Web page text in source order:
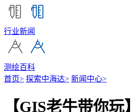
行业新闻
测绘百科
首页> 探索中海达> 新闻中心>
【GIS老牛带你玩